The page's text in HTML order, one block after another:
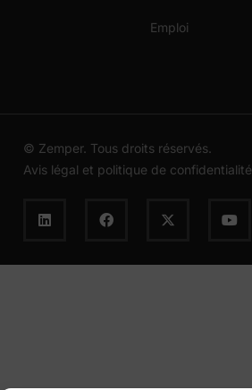
Emploi
© Zemper. Tous droits réservés.
Avis légal et politique de confidentialité